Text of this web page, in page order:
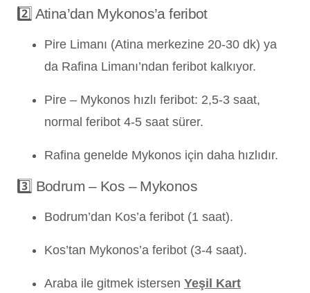
2️⃣ Atina’dan Mykonos’a feribot
Pire Limanı (Atina merkezine 20-30 dk) ya
da Rafina Limanı’ndan feribot kalkıyor.
Pire – Mykonos hızlı feribot: 2,5-3 saat,
normal feribot 4-5 saat sürer.
Rafina genelde Mykonos için daha hızlıdır.
3️⃣ Bodrum – Kos – Mykonos
Bodrum’dan Kos’a feribot (1 saat).
Kos’tan Mykonos’a feribot (3-4 saat).
Araba ile gitmek istersen Yeşil Kart